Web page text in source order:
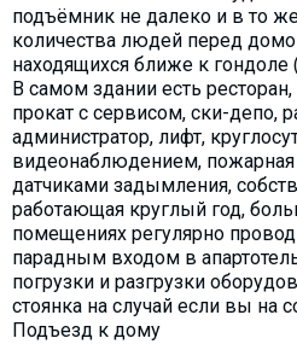
подъёмник не далеко и в то
количества людей перед
находящихся ближе к гондоле
В самом здании есть
прокат с сервисом, ски-депо,
администратор, лифт,
видеонаблюдением, пожарная
датчиками задымления,
работающая круглый год,
помещениях регулярно
парадным входом в
погрузки и разгрузки
стоянка на случай если вы на
Подъезд к дому